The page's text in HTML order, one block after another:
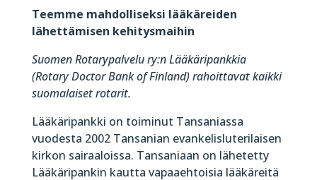
Teemme mahdolliseksi lääkäreiden
lähettämisen kehitysmaihin
Suomen Rotarypalvelu ry:n Lääkäripankkia
(Rotary Doctor Bank of Finland) rahoittavat kaikki
suomalaiset rotarit.
Lääkäripankki on toiminut Tansaniassa
vuodesta 2002 Tansanian evankelisluterilaisen
kirkon sairaaloissa. Tansaniaan on lähetetty
Lääkäripankin kautta vapaaehtoisia lääkäreitä